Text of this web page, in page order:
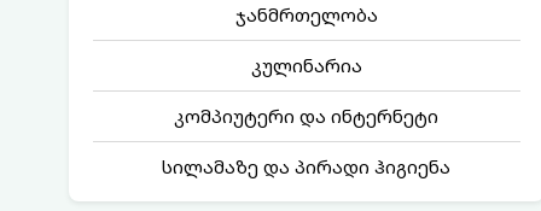
ჯანმრთელობა
კულინარია
კომპიუტერი და ინტერნეტი
სილამაზე და პირადი ჰიგიენა